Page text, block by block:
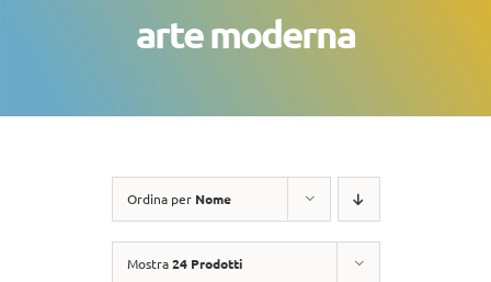
arte moderna
Ordina per Nome
Mostra24 Prodotti